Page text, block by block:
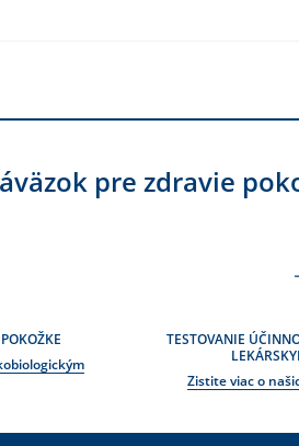
pre zdravie
TESTOVANIE
Zistite viac o